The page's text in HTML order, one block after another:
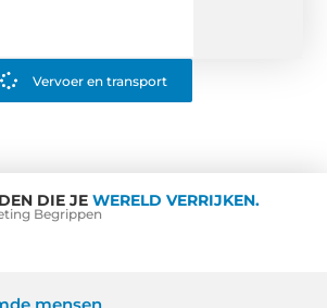
Vervoer en transport
DIE JE WERELD VERRIJKEN.
Begrippen